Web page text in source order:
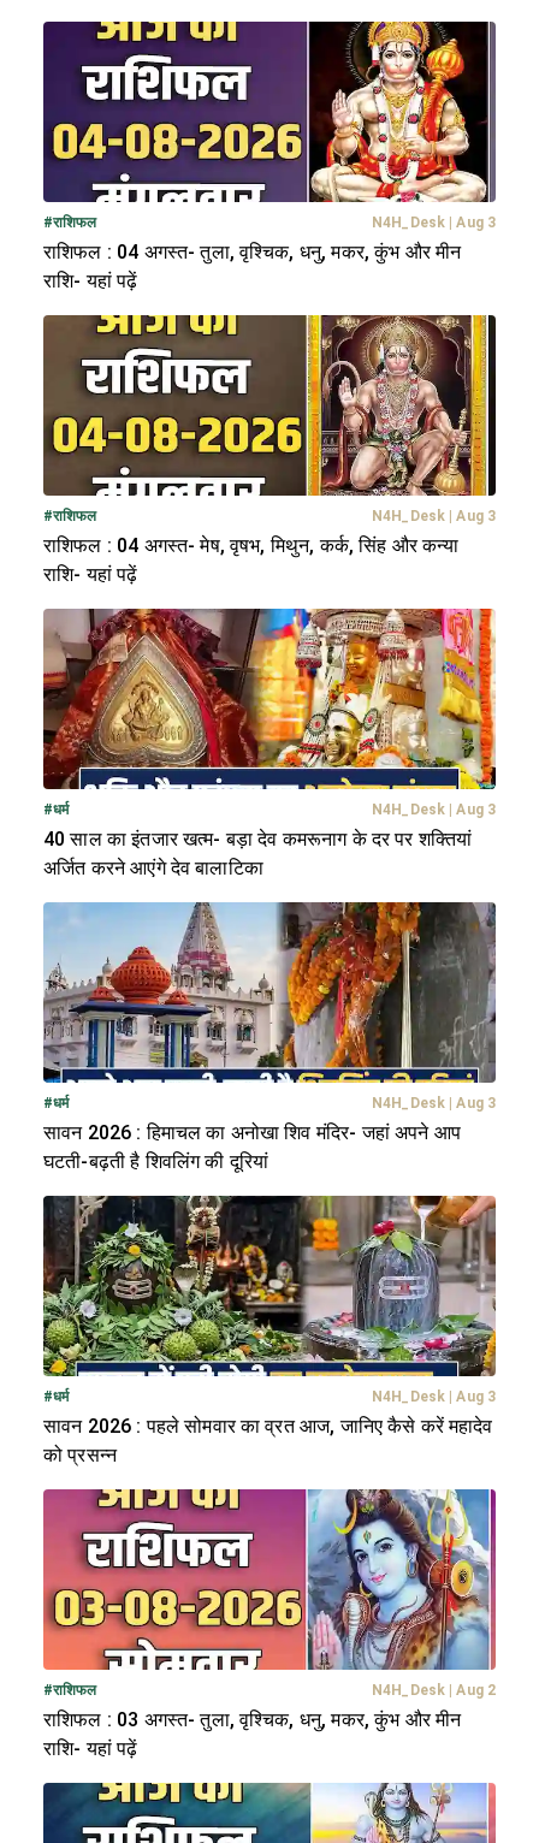
#राशिफल N4H_Desk | Aug 3
राशिफल : 04 अगस्त- तुला, वृश्चिक, धनु, मकर, कुंभ और मीन
राशि- यहां पढ़ें
#राशिफल N4H_Desk | Aug 3
राशिफल : 04 अगस्त- मेष, वृषभ, मिथुन, कर्क, सिंह और कन्या
राशि- यहां पढ़ें
#धर्म N4H_Desk | Aug 3
40 साल का इंतजार खत्म- बड़ा देव कमरूनाग के दर पर शक्तियां
अर्जित करने आएंगे देव बालाटिका
#धर्म N4H_Desk | Aug 3
सावन 2026 : हिमाचल का अनोखा शिव मंदिर- जहां अपने आप
घटती-बढ़ती है शिवलिंग की दूरियां
#धर्म N4H_Desk | Aug 3
सावन 2026 : पहले सोमवार का व्रत आज, जानिए कैसे करें महादेव
को प्रसन्न
#राशिफल N4H_Desk | Aug 2
राशिफल : 03 अगस्त- तुला, वृश्चिक, धनु, मकर, कुंभ और मीन
राशि- यहां पढ़ें